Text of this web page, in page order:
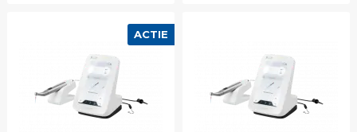
ACTIE